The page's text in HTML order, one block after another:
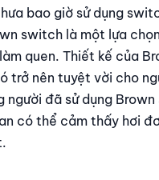
bao giờ sử dụng
switch là một lựa
quen. Thiết kế của
trở nên tuyệt vời cho
người đã sử dụng
có thể cảm thấy hơi